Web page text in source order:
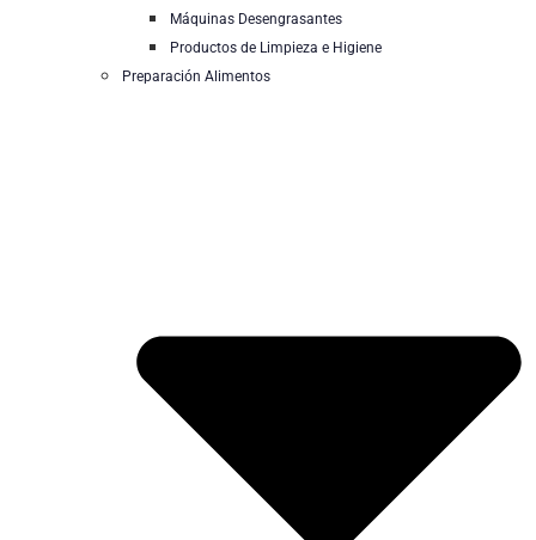
Máquinas Desengrasantes
Productos de Limpieza e Higiene
Preparación Alimentos